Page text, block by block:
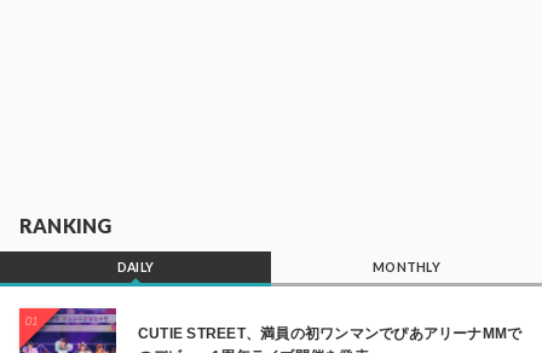
RANKING
DAILY MONTHLY
01
CUTIE STREET、満員の初ワンマンでぴあアリーナMMで